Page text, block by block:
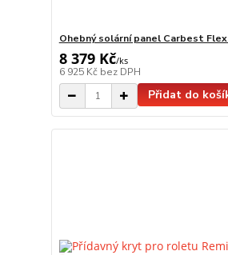
Ohebný solární panel Carbest
8 379 Kč/ks
6 925 Kč bez DPH
Přidat do